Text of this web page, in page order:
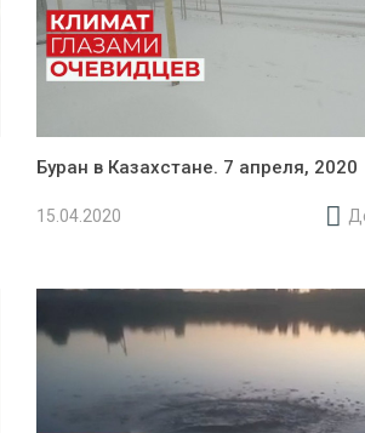
Буран в Казахстане. 7 апреля, 2020
15.04.2020